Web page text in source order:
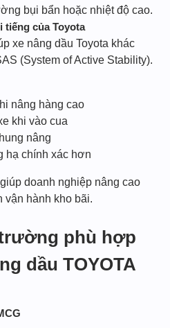
bụi bẩn hoặc nhiệt độ cao.
tiếng của Toyota
xe nâng dầu Toyota khác
(System of Active Stability).
nâng hàng cao
khi vào cua
nâng
hạ chính xác hơn
doanh nghiệp nâng cao
vận hành kho bãi.
phù hợp
dầu TOYOTA